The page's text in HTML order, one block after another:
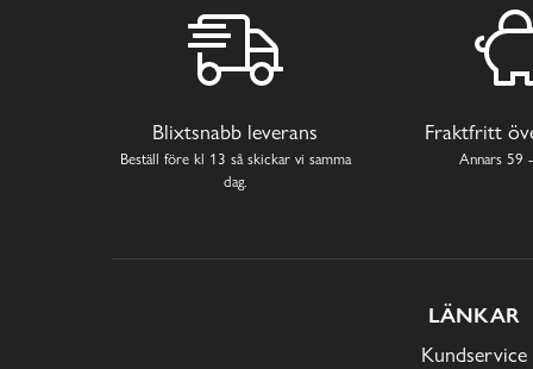
Blixtsnabb leverans
Beställ före kl 13 så skickar vi samma
dag.
Fraktfritt
Annars 59
LÄNKAR
Kundservice